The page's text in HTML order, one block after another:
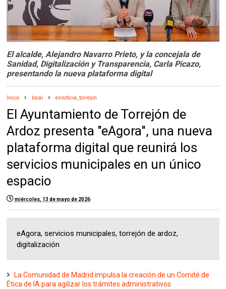
El alcalde, Alejandro Navarro Prieto, y la concejala de
Sanidad, Digitalización y Transparencia, Carla Picazo,
presentando la nueva plataforma digital
Inicio local esnoticia_torrejon
El Ayuntamiento de Torrejón de
Ardoz presenta "eAgora", una nueva
plataforma digital que reunirá los
servicios municipales en un único
espacio
miércoles, 13 de mayo de 2026
eAgora, servicios municipales, torrejón de ardoz,
digitalización
La Comunidad de Madrid impulsa la creación de un Comité de
Ética de IA para agilizar los trámites administrativos